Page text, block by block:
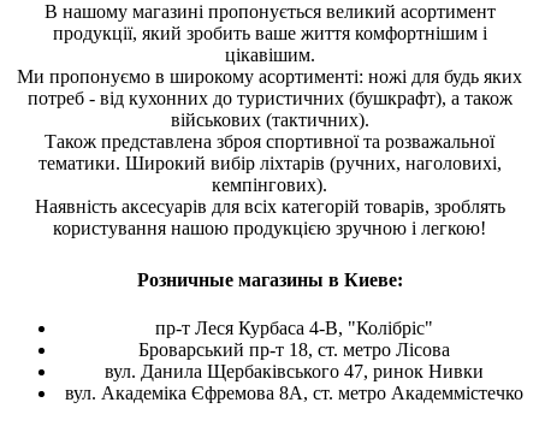
В нашому магазині пропонується великий асортимент
продукції, який зробить ваше життя комфортнішим і
цікавішим.
Ми пропонуємо в широкому асортименті: ножі для будь яких
потреб - від кухонних до туристичних (бушкрафт), а також
військових (тактичних).
Також представлена зброя спортивної та розважальної
тематики. Широкий вибір ліхтарів (ручних, наголовихі,
кемпінгових).
Наявність аксесуарів для всіх категорій товарів, зроблять
користування нашою продукцією зручною і легкою!
Розничные магазины в Киеве:
пр-т Леся Курбаса 4-В, "Колібріс"
Броварський пр-т 18, ст. метро Лісова
вул. Данила Щербаківського 47, ринок Нивки
вул. Академіка Єфремова 8А, ст. метро Академмістечко